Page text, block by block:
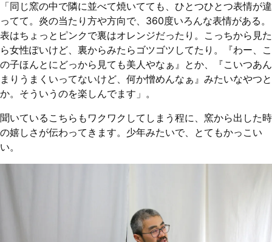
「同じ窯の中で隣に並べて焼いてても、ひとつひとつ表情が違
ってて。炎の当たり方や方向で、360度いろんな表情がある。
表はちょっとピンクで裏はオレンジだったり。こっちから見た
ら女性ぽいけど、裏からみたらゴツゴツしてたり。『わー、こ
の子ほんとにどっから見ても美人やなぁ』とか、『こいつあん
まりうまくいってないけど、何か憎めんなぁ』みたいなやつと
か。そういうのを楽しんでます」。
聞いているこちらもワクワクしてしまう程に、窯から出した時
の嬉しさが伝わってきます。少年みたいで、とてもかっこい
い。